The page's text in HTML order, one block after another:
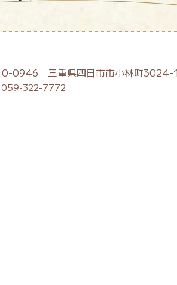
0946 三重県四日市市小林町3024-1
322-7772